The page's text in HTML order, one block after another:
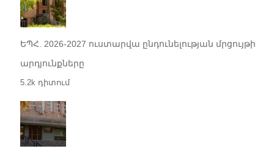
ԵՊՀ. 2026-2027 ուստարվա ընդունելության մրցույթի
արդյունքները
5.2k դիտում